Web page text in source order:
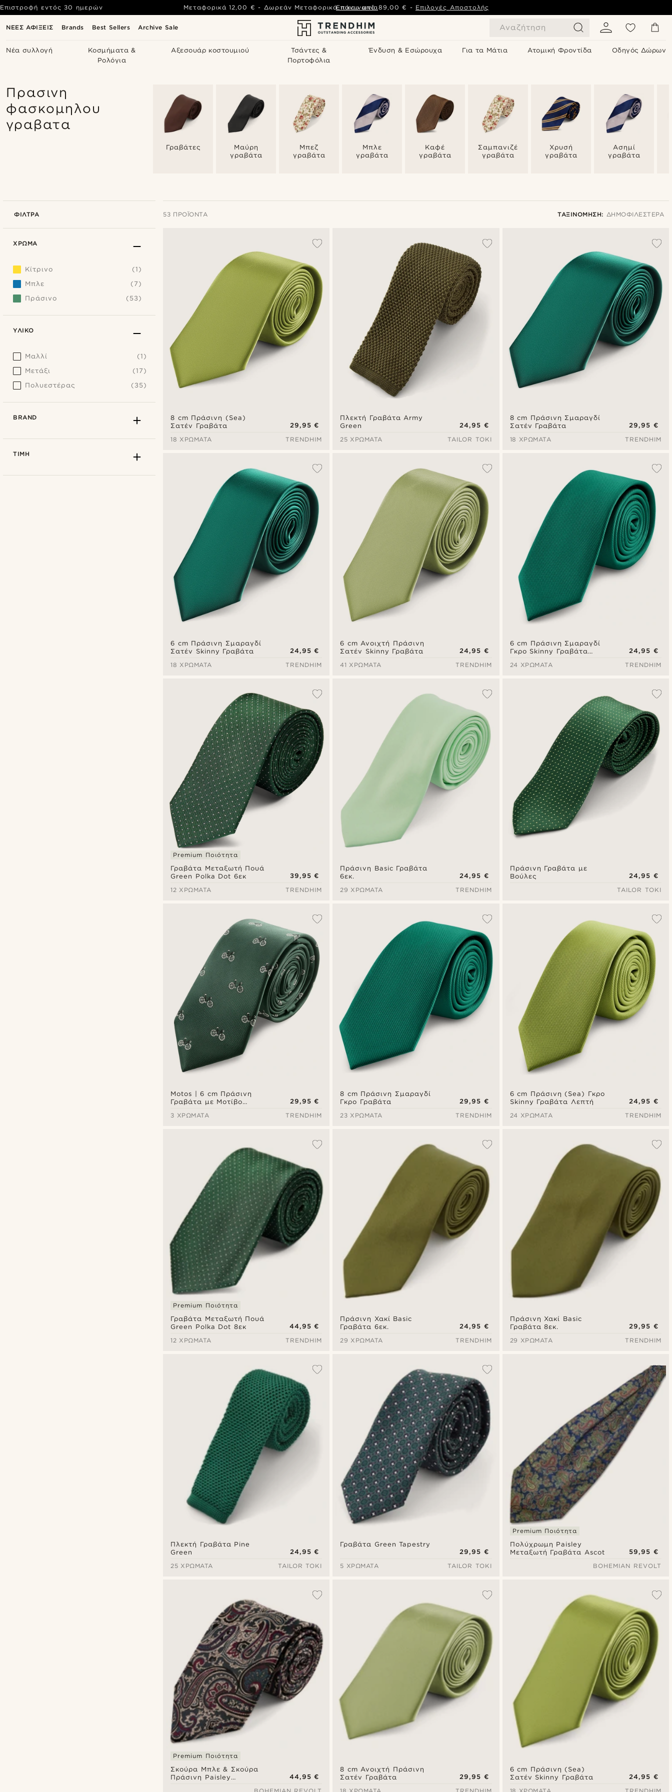
ΝΕΕΣ ΑΦΙΞΕΙΣ Brands Best Sellers Archive Sale Αναζήτηση
Νέα συλλογή
Κοσμήματα &
Ρολόγια
Αξεσουάρ κοστουμιού
Τσάντες &
Πορτοφόλια
Ένδυση & Εσώρουχα Για τα Μάτια Ατομική Φροντίδα Οδηγός Δώρων
Επιστροφή εντός 30 ημερών Μεταφορικά 12,00 € - Δωρεάν Μεταφορικά πάνω από89,00 € - Επιλογές Αποστολής
Επικοινωνία
Πρασινη
φασκομηλου
γραβατα
Γραβάτες
Μαύρη
γραβάτα
Μπεζ
γραβάτα
Μπλε
γραβάτα
Καφέ
γραβάτα
Σαμπανιζέ
γραβάτα
Χρυσή
γραβάτα
Ασημί
γραβάτα
ΦΊΛΤΡΑ 53 ΠΡΟΪΌΝΤΑ ΤΑΞΙΝΌΜΗΣΗ: ΔΗΜΟΦΙΛΈΣΤΕΡΑ
Πιο καινούρια
Φθηνότερα
Ακριβότερα
8 cm Πράσινη (Sea)
Σατέν Γραβάτα
29,95 €
18 ΧΡΏΜΑΤΑ
TRENDHIM
Πλεκτή Γραβάτα Army
Green
24,95 €
25 ΧΡΏΜΑΤΑ
TAILOR TOKI
8 cm Πράσινη Σμαραγδί
Σατέν Γραβάτα
29,95 €
18 ΧΡΏΜΑΤΑ
TRENDHIM
6 cm Πράσινη Σμαραγδί
Σατέν Skinny Γραβάτα
24,95 €
18 ΧΡΏΜΑΤΑ
TRENDHIM
6 cm Ανοιχτή Πράσινη
Σατέν Skinny Γραβάτα
24,95 €
41 ΧΡΏΜΑΤΑ
TRENDHIM
6 cm Πράσινη Σμαραγδί
Γκρο Skinny Γραβάτα
24,95 €
24 ΧΡΏΜΑΤΑ
TRENDHIM
Γραβάτα Μεταξωτή Πουά
Green Polka Dot 6εκ
Premium Ποιότητα
39,95 €
12 ΧΡΏΜΑΤΑ
TRENDHIM
Πράσινη Basic Γραβάτα
6εκ.
24,95 €
29 ΧΡΏΜΑΤΑ
TRENDHIM
Πράσινη Γραβάτα με
Βούλες
24,95 €
TAILOR TOKI
Motos | 6 cm Πράσινη
Γραβάτα με Μοτίβο
29,95 €
3 ΧΡΏΜΑΤΑ
TRENDHIM
8 cm Πράσινη Σμαραγδί
Γκρο Γραβάτα
29,95 €
23 ΧΡΏΜΑΤΑ
TRENDHIM
6 cm Πράσινη (Sea) Γκρο
Skinny Γραβάτα Λεπτή
24,95 €
24 ΧΡΏΜΑΤΑ
TRENDHIM
Γραβάτα Μεταξωτή Πουά
Green Polka Dot 8εκ
Premium Ποιότητα
44,95 €
12 ΧΡΏΜΑΤΑ
TRENDHIM
Πράσινη Χακί Basic
Γραβάτα 6εκ.
24,95 €
29 ΧΡΏΜΑΤΑ
TRENDHIM
Πράσινη Χακί Basic
Γραβάτα 8εκ.
29,95 €
29 ΧΡΏΜΑΤΑ
TRENDHIM
Πλεκτή Γραβάτα Pine
Green
24,95 €
25 ΧΡΏΜΑΤΑ
TAILOR TOKI
Γραβάτα Green Tapestry
29,95 €
5 ΧΡΏΜΑΤΑ
TAILOR TOKI
Πολύχρωμη Paisley
Μεταξωτή Γραβάτα Ascot
Premium Ποιότητα
59,95 €
BOHEMIAN REVOLT
Σκούρα Μπλε & Σκούρα
Πράσινη Paisley
Premium Ποιότητα
44,95 €
8 cm Ανοιχτή Πράσινη
Σατέν Γραβάτα
29,95 €
6 cm Πράσινη (Sea)
Σατέν Skinny Γραβάτα
24,95 €
ΧΡΏΜΑ
Κίτρινο
(1)
Μπλε
(7)
Πράσινο
(53)
ΥΛΙΚΌ
Μαλλί
(1)
Μετάξι
(17)
Πολυεστέρας
(35)
BRAND
ΤΙΜΉ